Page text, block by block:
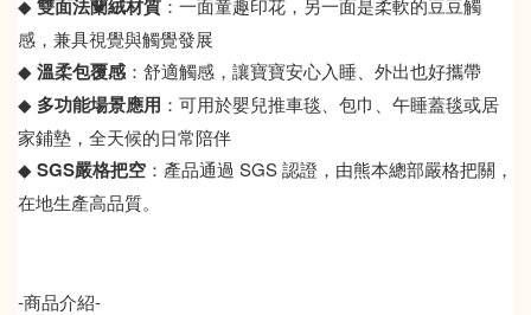
雙面法蘭絨材質
感，兼具視覺與觸覺發展
◆溫柔包覆感 ：舒適觸感，讓寶寶安心入睡、外出也好攜帶
◆ 多功能場景應用 ：可用於嬰兒推車毯、包巾、午睡蓋毯或居
家鋪墊，全天候的日常陪伴
◆SGS嚴格把空 ：產品通過 SGS 認證，由熊本總部嚴格把關，
在地生產高品質。
-商品介紹-